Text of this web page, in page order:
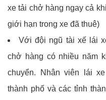
xe tải chở hàng ngay cả
giới hạn trong xe đã thuê)
Với đội ngũ tài xế lái
chở hàng có nhiều năm
chuyển. Nhân viên lái
thành phố và các tỉnh